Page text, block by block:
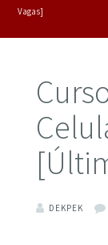
Vagas]
DEKPEK